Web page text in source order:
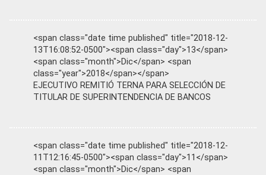
<span class="date time published" title="2018-12-
13T16:08:52-0500"><span class="day">13</span>
<span class="month">Dic</span> <span
class="year">2018</span></span>
EJECUTIVO REMITIÓ TERNA PARA SELECCIÓN DE
TITULAR DE SUPERINTENDENCIA DE BANCOS
<span class="date time published" title="2018-12-
11T12:16:45-0500"><span class="day">11</span>
<span class="month">Dic</span> <span